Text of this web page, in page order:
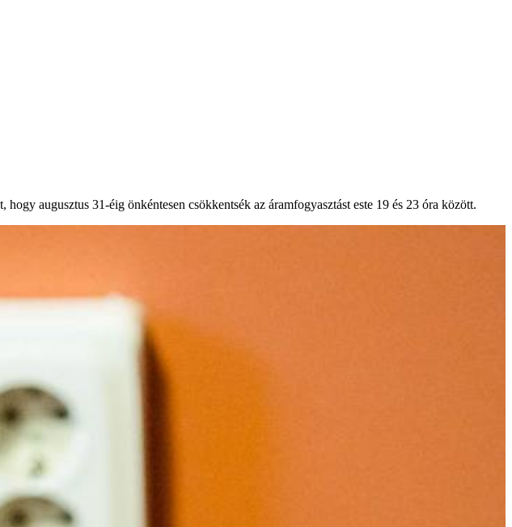
augusztus 31-éig önkéntesen csökkentsék az áramfogyasztást este 19 és 23 óra között.